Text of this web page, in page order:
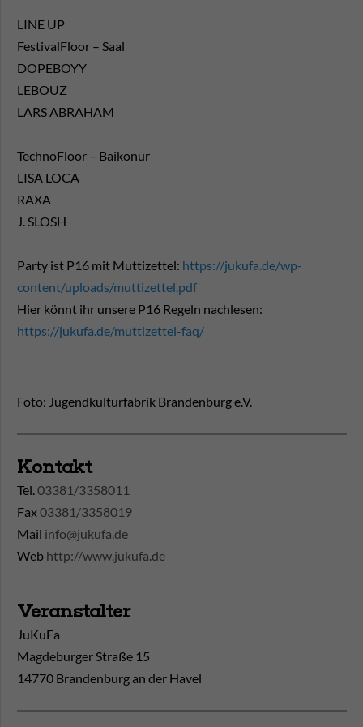
LINE UP
FestivalFloor – Saal
DOPEBOYY
LEBOUZ
LARS ABRAHAM
TechnoFloor – Baikonur
LISA LOCA
RAXA
J. SLOSH
Party ist P16 mit Muttizettel: https://jukufa.de/wp-
content/uploads/muttizettel.pdf
Hier könnt ihr unsere P16 Regeln nachlesen:
https://jukufa.de/muttizettel-faq/
Foto: Jugendkulturfabrik Brandenburg e.V.
Kontakt
Tel.03381/3358011
Fax03381/3358019
Mail info@jukufa.de
Web http://www.jukufa.de
Veranstalter
JuKuFa
Magdeburger Straße 15
14770 Brandenburg an der Havel